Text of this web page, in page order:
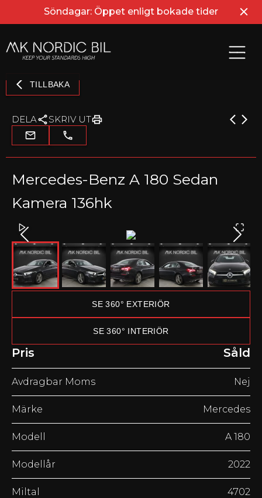
Söndagar: Öppet enligt bokade tider
TILLBAKA
DELA SKRIV UT
Mercedes-Benz A 180 Sedan
Kamera 136hk
SE 360° EXTERIÖR
SE 360° INTERIÖR
Pris Såld
Avdragbar Moms Nej
Märke Mercedes
Modell A 180
Modellår 2022
Miltal 4702